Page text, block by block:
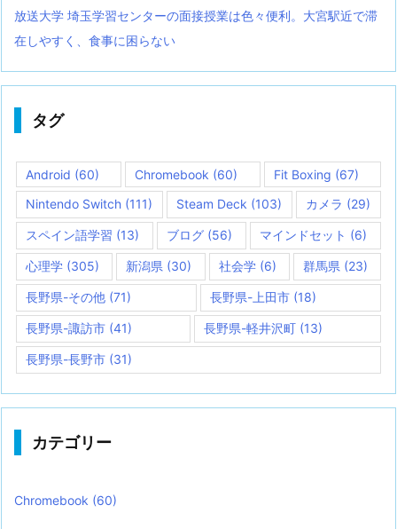
放送大学 埼玉学習センターの面接授業は色々便利。大宮駅近で滞
在しやすく、食事に困らない
タグ
Android (60) Chromebook (60) Fit Boxing (67)
Nintendo Switch (111) Steam Deck (103) カメラ (29)
スペイン語学習 (13) ブログ (56) マインドセット (6)
心理学 (305) 新潟県 (30) 社会学(6) 群馬県 (23)
長野県-その他 (71) 長野県-上田市(18)
長野県-諏訪市 (41) 長野県-軽井沢町 (13)
長野県-長野市 (31)
カテゴリー
Chromebook (60)